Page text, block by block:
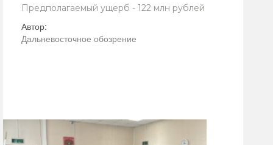
Предполагаемый ущерб - 122 млн рублей
Автор:
Дальневосточное обозрение